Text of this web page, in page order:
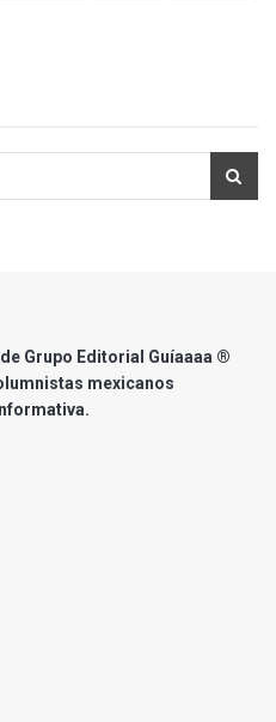
Grupo Editorial Guíaaaa ®
mexicanos